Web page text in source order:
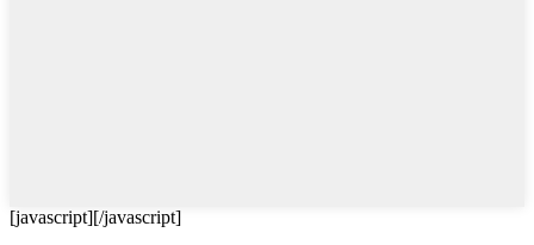
[javascript][/javascript]